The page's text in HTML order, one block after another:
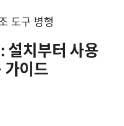
도구 병행
설치부터 사용
가이드